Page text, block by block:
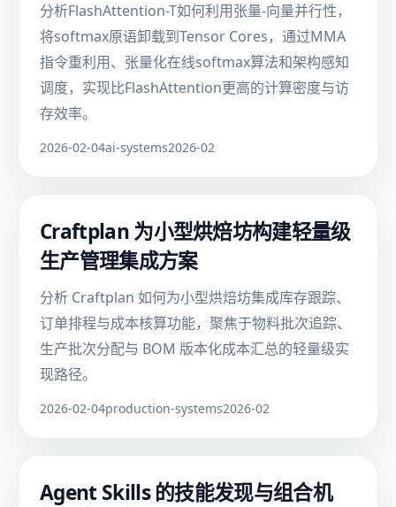
分析FlashAttention-T如何利用张量-向量并行性，
将softmax原语卸载到Tensor Cores，通过MMA
指令重利用、张量化在线softmax算法和架构感知
调度，实现比FlashAttention更高的计算密度与访
存效率。
2026-02-04ai-systems2026-02
Craftplan 为小型烘焙坊构建轻量级
生产管理集成方案
分析 Craftplan 如何为小型烘焙坊集成库存跟踪、
订单排程与成本核算功能，聚焦于物料批次追踪、
生产批次分配与 BOM 版本化成本汇总的轻量级实
现路径。
2026-02-04production-systems2026-02
Agent Skills 的技能发现与组合机